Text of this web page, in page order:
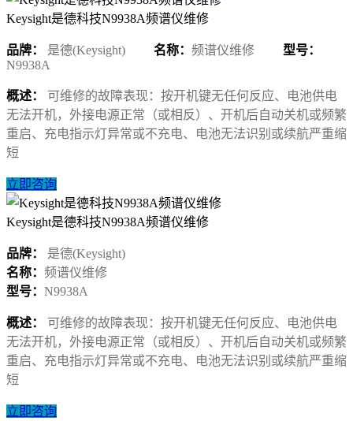
Keysight是德科技N9938A频谱仪维修
品牌： 是德(Keysight) 名称： 频谱仪维修
型号：
N9938A
概述： 可维修的故障表现：按开机键无任何反应、电池供电
无法开机，外接电源正常（或相反）、开机后自动关机或频繁
重启、充电指示灯异常或不充电、电池无法识别或续航严重缩
短
立即咨询
Keysight是德科技N9938A频谱仪维修
品牌：
是德(Keysight)
名称： 频谱仪维修
型号： N9938A
概述： 可维修的故障表现：按开机键无任何反应、电池供电
无法开机，外接电源正常（或相反）、开机后自动关机或频繁
重启、充电指示灯异常或不充电、电池无法识别或续航严重缩
短
立即咨询